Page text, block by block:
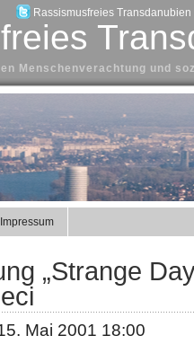
Rassismusfreies Transdanubien
Menschenverachtung und
Impressum
„Strange
Mai 2001 18:00